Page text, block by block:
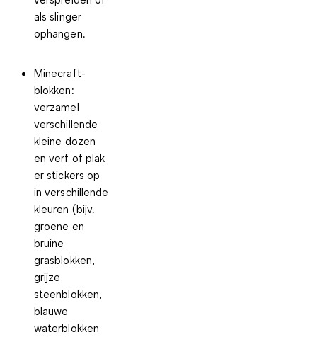
als slinger
ophangen.
Minecraft-
blokken:
verzamel
verschillende
kleine dozen
en verf of plak
er stickers op
in verschillende
kleuren (bijv.
groene en
bruine
grasblokken,
grijze
steenblokken,
blauwe
waterblokken